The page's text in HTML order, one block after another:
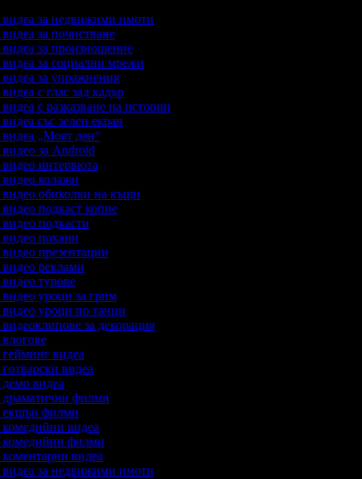
видеа за недвижими имоти
видеа за почистване
видеа за произношение
видеа за социални мрежи
видеа за упражнения
видеа с глас зад кадър
видеа с разказване на истории
видеа със зелен екран
видеа „Моят ден“
видео за Android
видео интервюта
видео колажи
видео обиколки на къщи
видео подкаст копие
видео подкасти
видео покани
видео презентации
видео реклами
видео турове
видео уроци за грим
видео уроци по танци
видеоклипове за декорация
влогове
гейминг видеа
готварски видеа
демо видеа
драматични филми
екшън филми
комедийни видеа
комедийни филми
коментарни видеа
видеа за недвижими имоти